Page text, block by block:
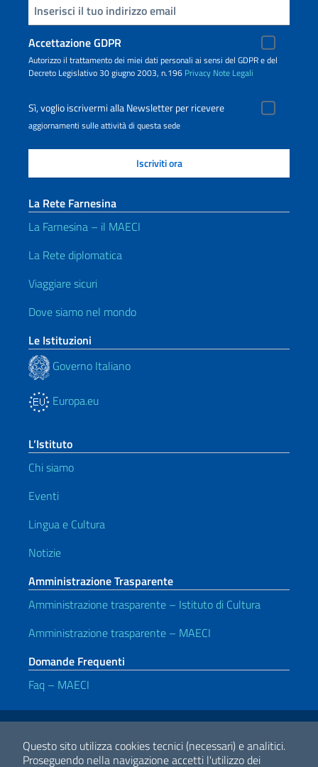
Questo sito utilizza cookies tecnici (necessari) e analitici.
Proseguendo nella navigazione accetti l'utilizzo dei
Inserisci la tua email
Accettazione GDPR
Autorizzo il trattamento dei miei dati personali ai sensi del GDPR e del
Decreto Legislativo 30 giugno 2003, n.196 Privacy Note Legali
Sì, voglio iscrivermi alla Newsletter per ricevere
aggiornamenti sulle attività di questa sede
La Rete Farnesina
La Farnesina – il MAECI
La Rete diplomatica
Viaggiare sicuri
Dove siamo nel mondo
Le Istituzioni
Governo Italiano
Europa.eu
L’Istituto
Chi siamo
Eventi
Lingua e Cultura
Notizie
Amministrazione Trasparente
Amministrazione trasparente – Istituto di Cultura
Amministrazione trasparente – MAECI
Domande Frequenti
Faq – MAECI
Link Utili